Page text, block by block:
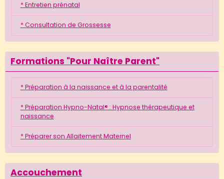
* Entretien prénatal
* Consultation de Grossesse
Formations "Pour Naître Parent"
* Préparation à la naissance et à la parentalité
* Préparation Hypno-Natal® : Hypnose thérapeutique et
naissance
* Préparer son Allaitement Maternel
Accouchement